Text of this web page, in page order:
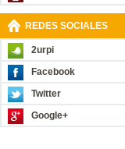
REDES SOCIALES
2urpi
Facebook
Twitter
Google+